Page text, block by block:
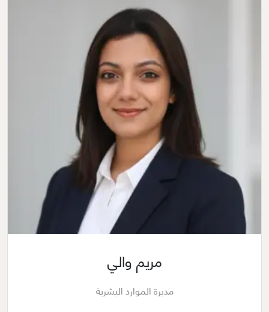
مريم والي
مديرة الموارد البشرية